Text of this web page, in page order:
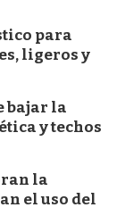
para
ligeros y
bajar la
y techos
la
el uso del